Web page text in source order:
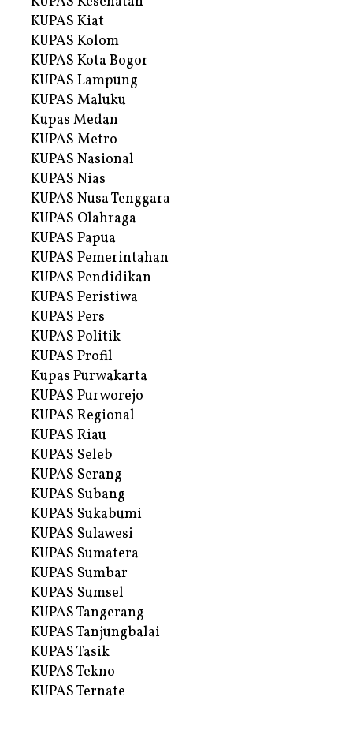
KUPAS Kiat
KUPAS Kolom
KUPAS Kota Bogor
KUPAS Lampung
KUPAS Maluku
Kupas Medan
KUPAS Metro
KUPAS Nasional
KUPAS Nias
KUPAS Nusa Tenggara
KUPAS Olahraga
KUPAS Papua
KUPAS Pemerintahan
KUPAS Pendidikan
KUPAS Peristiwa
KUPAS Pers
KUPAS Politik
KUPAS Profil
Kupas Purwakarta
KUPAS Purworejo
KUPAS Regional
KUPAS Riau
KUPAS Seleb
KUPAS Serang
KUPAS Subang
KUPAS Sukabumi
KUPAS Sulawesi
KUPAS Sumatera
KUPAS Sumbar
KUPAS Sumsel
KUPAS Tangerang
KUPAS Tanjungbalai
KUPAS Tasik
KUPAS Tekno
KUPAS Ternate